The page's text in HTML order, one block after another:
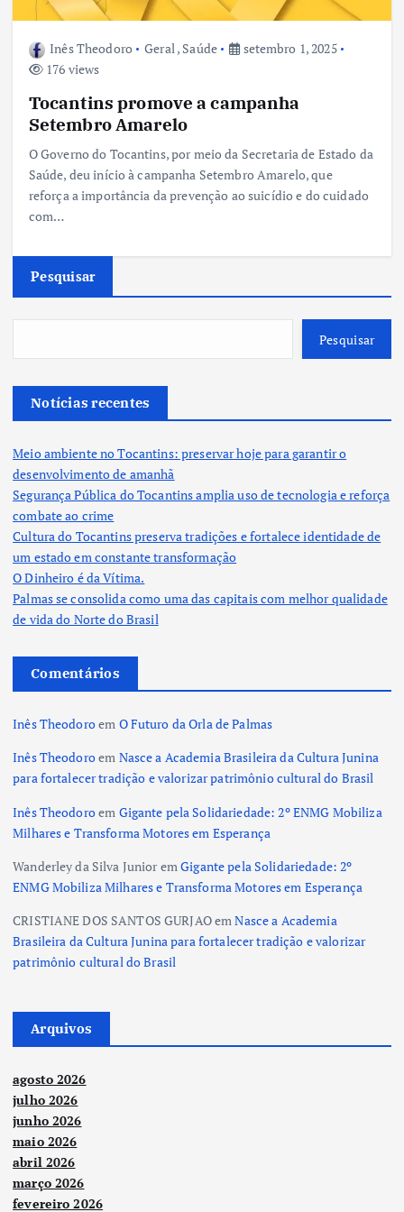
Inês Theodoro Geral, Saúde
setembro 1, 2025
176 views
Tocantins promove a campanha
Setembro Amarelo
O Governo do Tocantins, por meio da Secretaria de Estado da
Saúde, deu início à campanha Setembro Amarelo, que
reforça a importância da prevenção ao suicídio e do cuidado
com…
Pesquisar
Pesquisar
Notícias recentes
Meio ambiente no Tocantins: preservar hoje para garantir o
desenvolvimento de amanhã
Segurança Pública do Tocantins amplia uso de tecnologia e reforça
combate ao crime
Cultura do Tocantins preserva tradições e fortalece identidade de
um estado em constante transformação
O Dinheiro é da Vítima.
Palmas se consolida como uma das capitais com melhor qualidade
de vida do Norte do Brasil
Comentários
Inês Theodoroem O Futuro da Orla de Palmas
Inês Theodoroem Nasce a Academia Brasileira da Cultura Junina
para fortalecer tradição e valorizar patrimônio cultural do Brasil
Inês Theodoroem Gigante pela Solidariedade: 2º ENMG Mobiliza
Milhares e Transforma Motores em Esperança
Wanderley da Silva JunioremGigante pela Solidariedade: 2º
ENMG Mobiliza Milhares e Transforma Motores em Esperança
CRISTIANE DOS SANTOS GURJAOemNasce a Academia
Brasileira da Cultura Junina para fortalecer tradição e valorizar
patrimônio cultural do Brasil
Arquivos
agosto 2026
julho 2026
junho 2026
maio 2026
abril 2026
março 2026
fevereiro 2026